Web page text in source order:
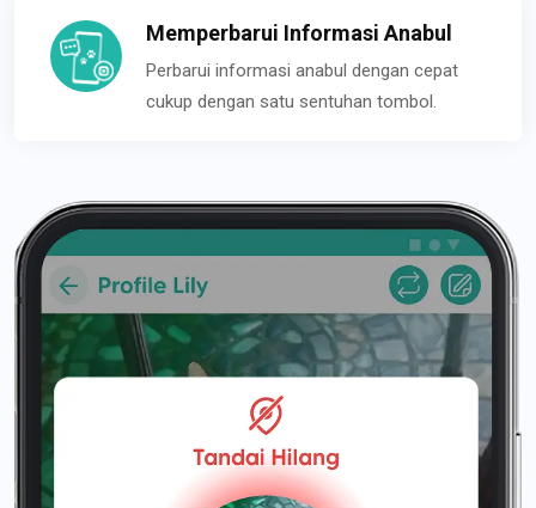
Memperbarui Informasi Anabul
Perbarui informasi anabul dengan cepat
cukup dengan satu sentuhan tombol.